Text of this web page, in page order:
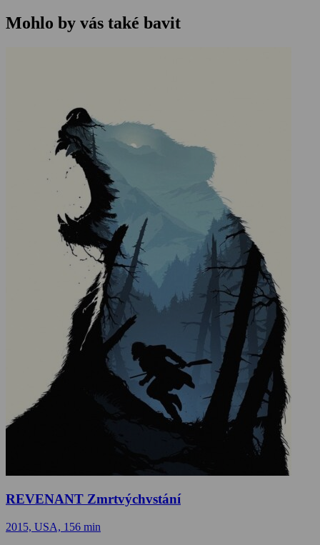
Mohlo by vás také bavit
REVENANT Zmrtvýchvstání
2015, USA, 156 min